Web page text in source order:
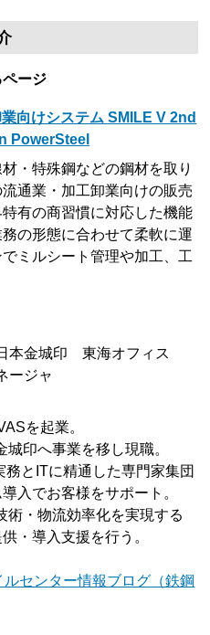
ージ
向けシステム SMILE V 2nd
PowerSteel
・特殊鋼などの鋼材を取り
通業・加工卸業向けの販売
有の商習慣に対応した機能
の形態に合わせて柔軟に運
ミルシート管理や加工、工
本金城印 東海オフィス
ージャ
を起業。
印へ事業を移し現職。
とITに精通した専門家集団
入でお客様をサポート。
術・物流効率化を実現する
・導入支援を行う。
センター情報ブログ（鉄鋼